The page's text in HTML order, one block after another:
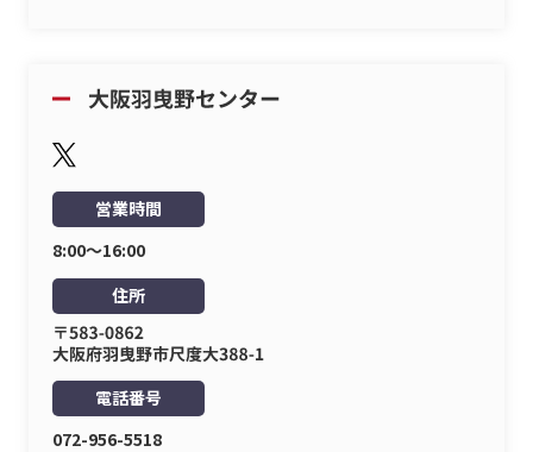
営業時間
8:00〜16:00
住所
電話番号
072-956-5518